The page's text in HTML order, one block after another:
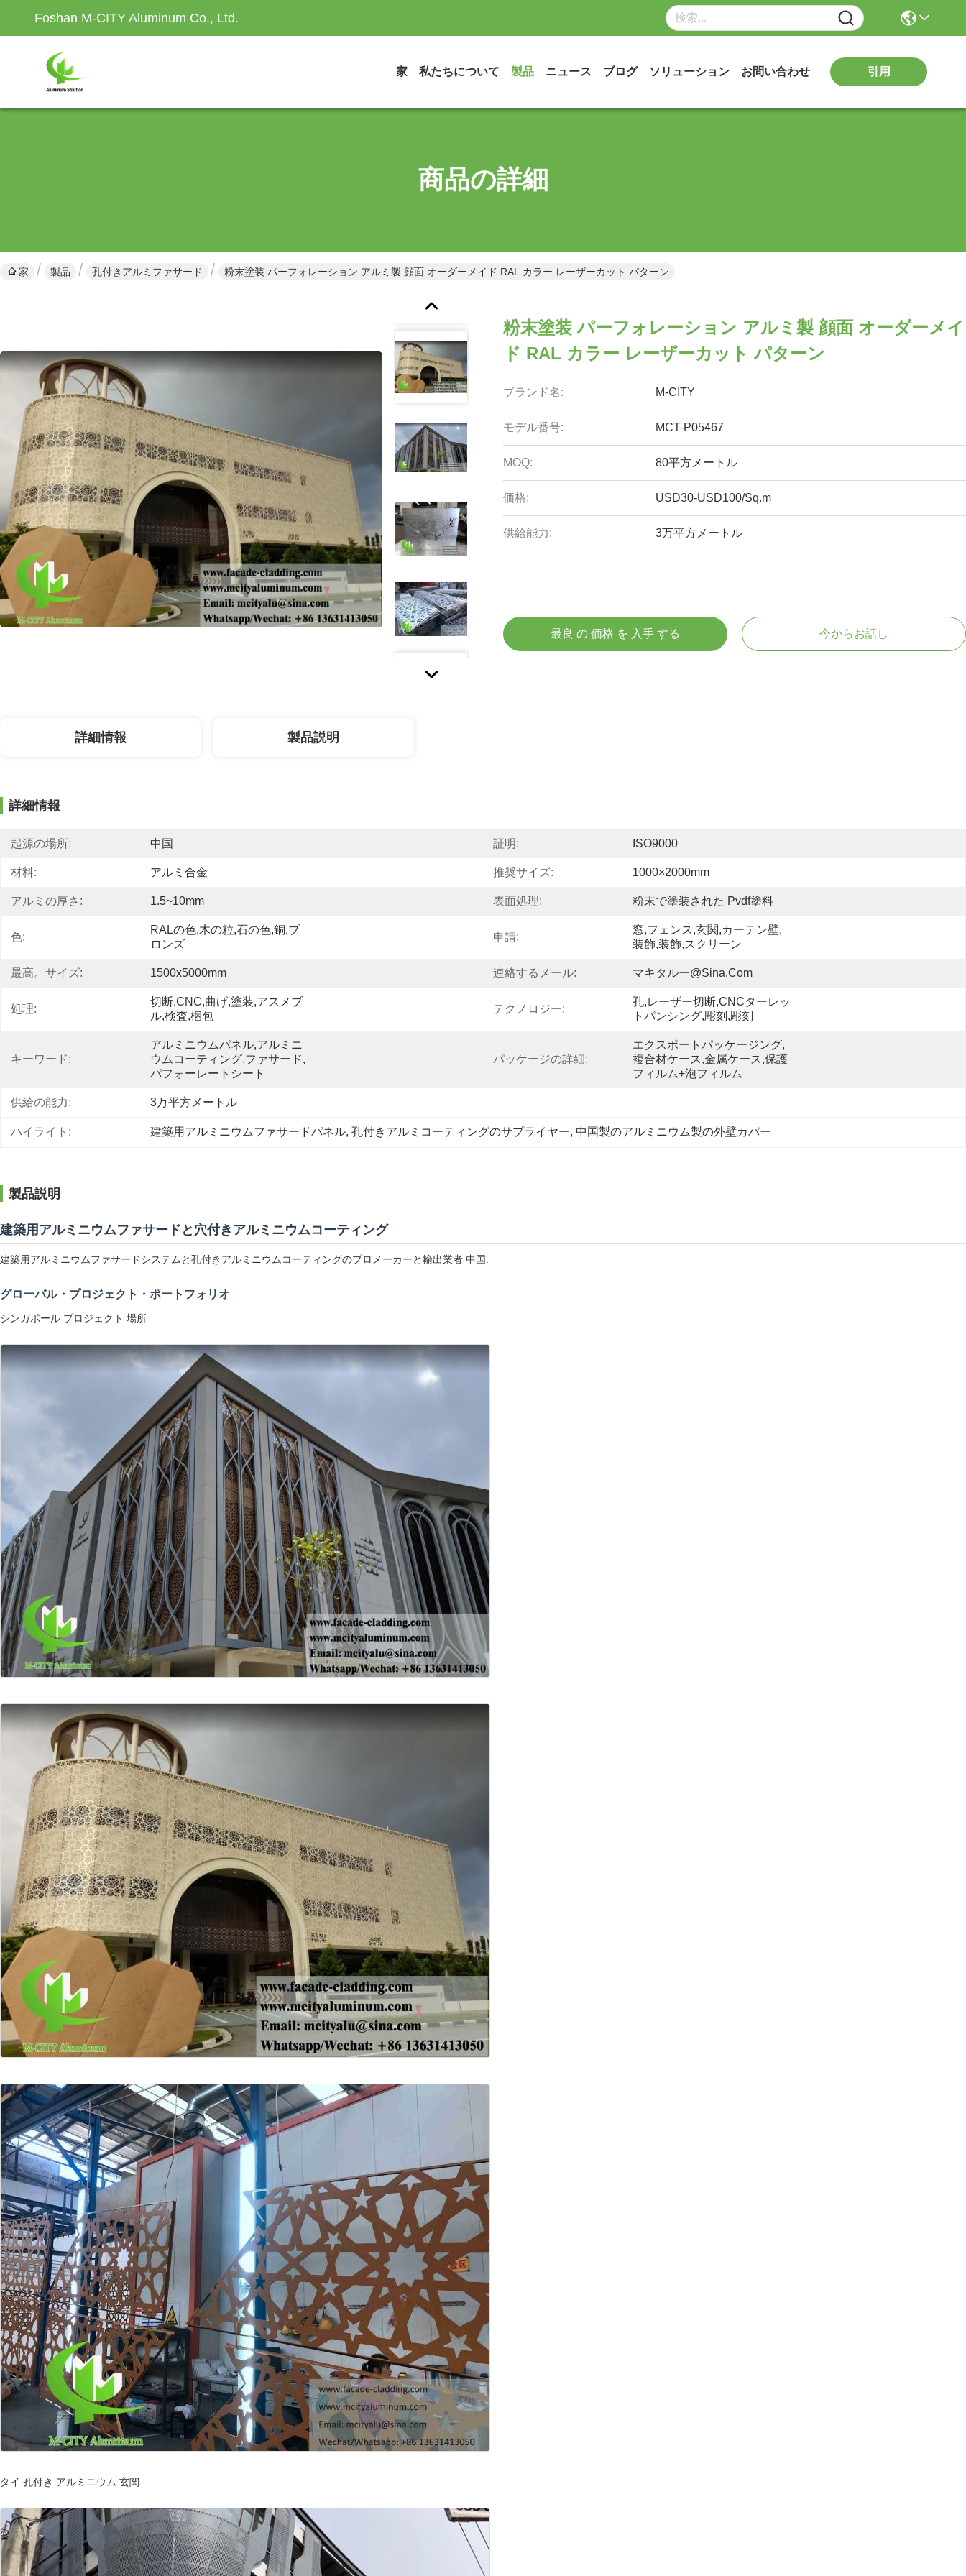
Foshan M-CITY Aluminum Co., Ltd.
家 私たちについて 製品 ニュース ブログ ソリューション お問い合わせ 引用
商品の詳細
家 製品 孔付きアルミファサード 粉末塗装 パーフォレーション アルミ製 顔面 オーダーメイド RAL カラー レーザーカット パターン
粉末塗装 パーフォレーション アルミ製 顔面 オーダーメイ
ド RAL カラー レーザーカット パターン
ブランド名: M-CITY
モデル番号: MCT-P05467
MOQ: 80平方メートル
価格: USD30-USD100/Sq.m
供給能力: 3万平方メートル
最良 の 価格 を 入手 する 今からお話し
詳細情報 製品説明
詳細情報
起源の場所: 中国 証明: ISO9000
材料: アルミ合金 推奨サイズ: 1000×2000mm
アルミの厚さ: 1.5~10mm 表面処理: 粉末で塗装された Pvdf塗料
色:
RALの色,木の粒,石の色,銅,ブ
ロンズ
申請:
窓,フェンス,玄関,カーテン壁,
装飾,装飾,スクリーン
最高。サイズ: 1500x5000mm 連絡するメール: マキタルー@sina.com
処理:
切断,CNC,曲げ,塗装,アスメブ
ル,検査,梱包
テクノロジー:
孔,レーザー切断,CNCターレッ
トパンシング,彫刻,彫刻
キーワード:
アルミニウムパネル,アルミニ
ウムコーティング,ファサード,
パフォーレートシート
パッケージの詳細:
エクスポートパッケージング,
複合材ケース,金属ケース,保護
フィルム+泡フィルム
供給の能力: 3万平方メートル
ハイライト: 建築用アルミニウムファサードパネル, 孔付きアルミコーティングのサプライヤー, 中国製のアルミニウム製の外壁カバー
製品説明
建築用アルミニウムファサードと穴付きアルミニウムコーティング
建築用アルミニウムファサードシステムと孔付きアルミニウムコーティングのプロメーカーと輸出業者 中国.
グローバル・プロジェクト・ポートフォリオ
シンガポール プロジェクト 場所
タイ 孔付き アルミニウム 玄関